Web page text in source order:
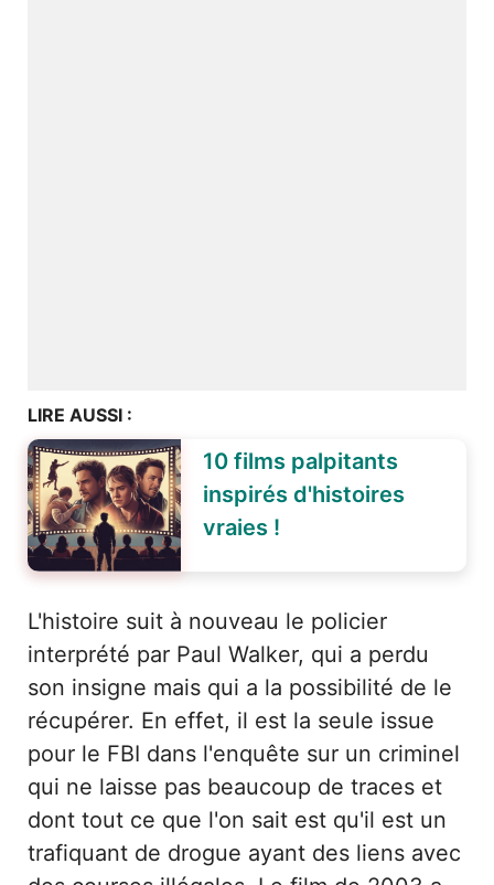
LIRE AUSSI :
10 films palpitants
inspirés d'histoires
vraies !
L'histoire suit à nouveau le policier
interprété par Paul Walker, qui a perdu
son insigne mais qui a la possibilité de le
récupérer. En effet, il est la seule issue
pour le FBI dans l'enquête sur un criminel
qui ne laisse pas beaucoup de traces et
dont tout ce que l'on sait est qu'il est un
trafiquant de drogue ayant des liens avec